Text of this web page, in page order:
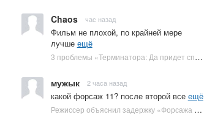
Chaos час назад
Фильм не плохой, по крайней мере
лучше ещё
3 проблемы «Терминатора: Да придет спаситель», которые испортили фильм | Plugged In Ru
мужык 2 часа назад
какой форсаж 11? после второй все ещё
Режиссер объяснил задержку «Форсажа 11» | Plugged In Ru